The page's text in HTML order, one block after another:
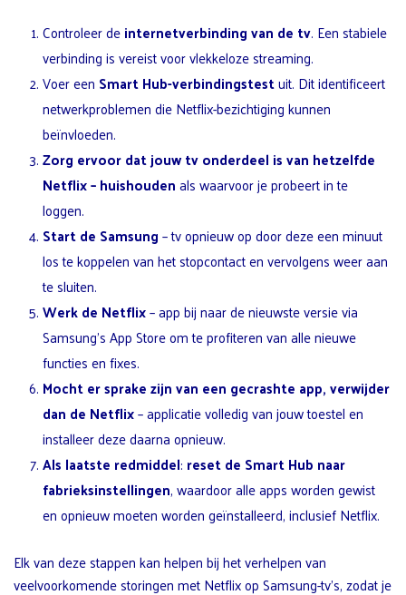
Controleer deinternetverbinding van de tv. Een stabiele
verbinding is vereist voor vlekkeloze streaming.
Voer een Smart Hub-verbindingstestuit. Dit identificeert
netwerkproblemen die Netflix-bezichtiging kunnen
beïnvloeden.
Zorg ervoor dat jouw tv onderdeel is van hetzelfde
Netflix– huishoudenals waarvoor je probeert in te
loggen.
Start de Samsung– tv opnieuw op door deze een minuut
los te koppelen van het stopcontact en vervolgens weer aan
te sluiten.
Werk de Netflix– app bij naar de nieuwste versie via
Samsung’s App Store om te profiteren van alle nieuwe
functies en fixes.
Mocht er sprake zijn van een gecrashte app, verwijder
dan de Netflix– applicatie volledig van jouw toestel en
installeer deze daarna opnieuw.
Als laatste redmiddel: reset de Smart Hub naar
fabrieksinstellingen, waardoor alle apps worden gewist
en opnieuw moeten worden geïnstalleerd, inclusief Netflix.
Elk van deze stappen kan helpen bij het verhelpen van
veelvoorkomende storingen met Netflix op Samsung-tv’s, zodat je